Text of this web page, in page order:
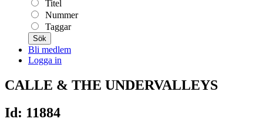
Titel
Nummer
Taggar
Sök
Bli medlem
Logga in
CALLE & THE UNDERVALLEYS
Id: 11884